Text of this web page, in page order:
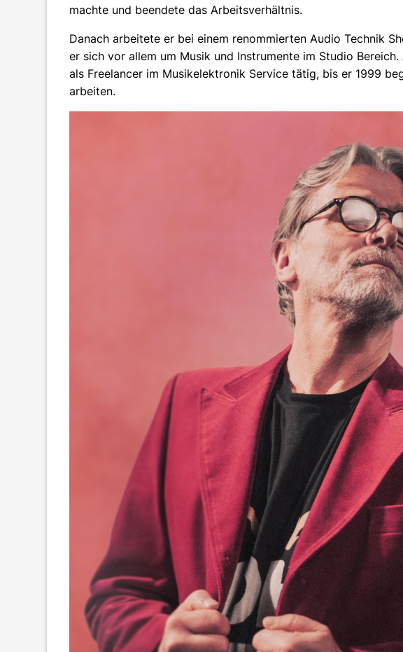
machte und beendete das Arbeitsverhältnis.
Danach arbeitete er bei einem renommierten Audio Technik
er sich vor allem um Musik und Instrumente im Studio
als Freelancer im Musikelektronik Service tätig, bis er 1999
arbeiten.